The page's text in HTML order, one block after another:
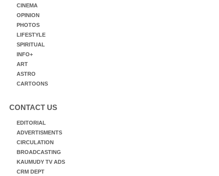
CINEMA
OPINION
PHOTOS
LIFESTYLE
SPIRITUAL
INFO+
ART
ASTRO
CARTOONS
CONTACT US
EDITORIAL
ADVERTISMENTS
CIRCULATION
BROADCASTING
KAUMUDY TV ADS
CRM DEPT